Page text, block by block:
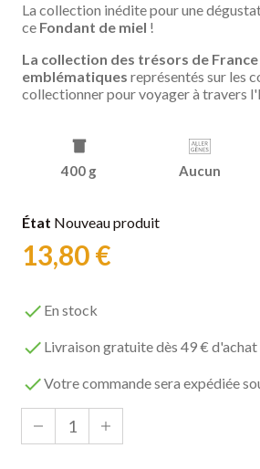
La collection inédite pour une
ce Fondant de miel !
La collection des trésors de
emblématiques représentés sur les
collectionner pour voyager à travers
400 g Aucun
État Nouveau produit
13,80 €
 En stock
 Livraison gratuite dès 49 € d'achat
Votre commande sera expédiée